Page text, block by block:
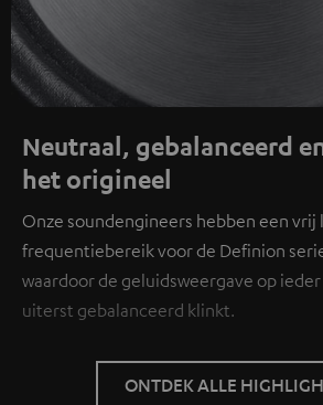
Neutraal, gebalanceerd
het origineel
Onze soundengineers hebben een
frequentiebereik voor de Definion
waardoor de geluidsweergave op
uiterst gebalanceerd klinkt.
ONTDEK ALLE